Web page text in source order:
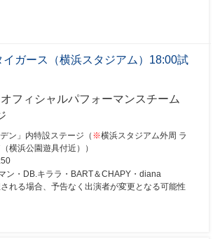
イガース（横浜スタジアム）18:00試
フィシャルパフォーマンスチーム
ン」内特設ステージ（ ※横浜スタジアム外周 ラ
横浜公園遊具付近））
ン・DB.キララ・BART＆CHAPY・diana
れる場合、予告なく出演者が変更となる可能性